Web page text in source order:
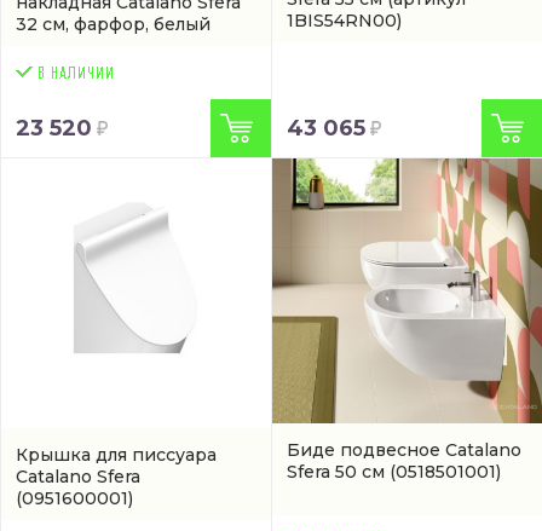
32 см, фарфор, белый
0001)
23 520
1BIS54RN00)
43 065
Крышка для писсуара
Catalano Sfera
(0951600001)
Биде подвесное Catalano
Sfera 50 см (0518501001)